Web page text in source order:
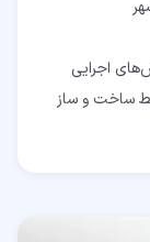
اجرایی
ساخت و ساز